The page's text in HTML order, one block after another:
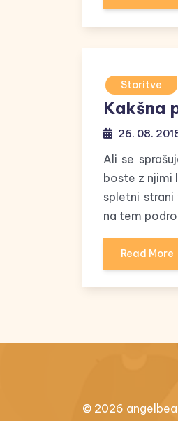
Storitve
Kakšna
26. 08.
Ali se
boste z njimi
spletni strani
na tem
Read More
© 2026